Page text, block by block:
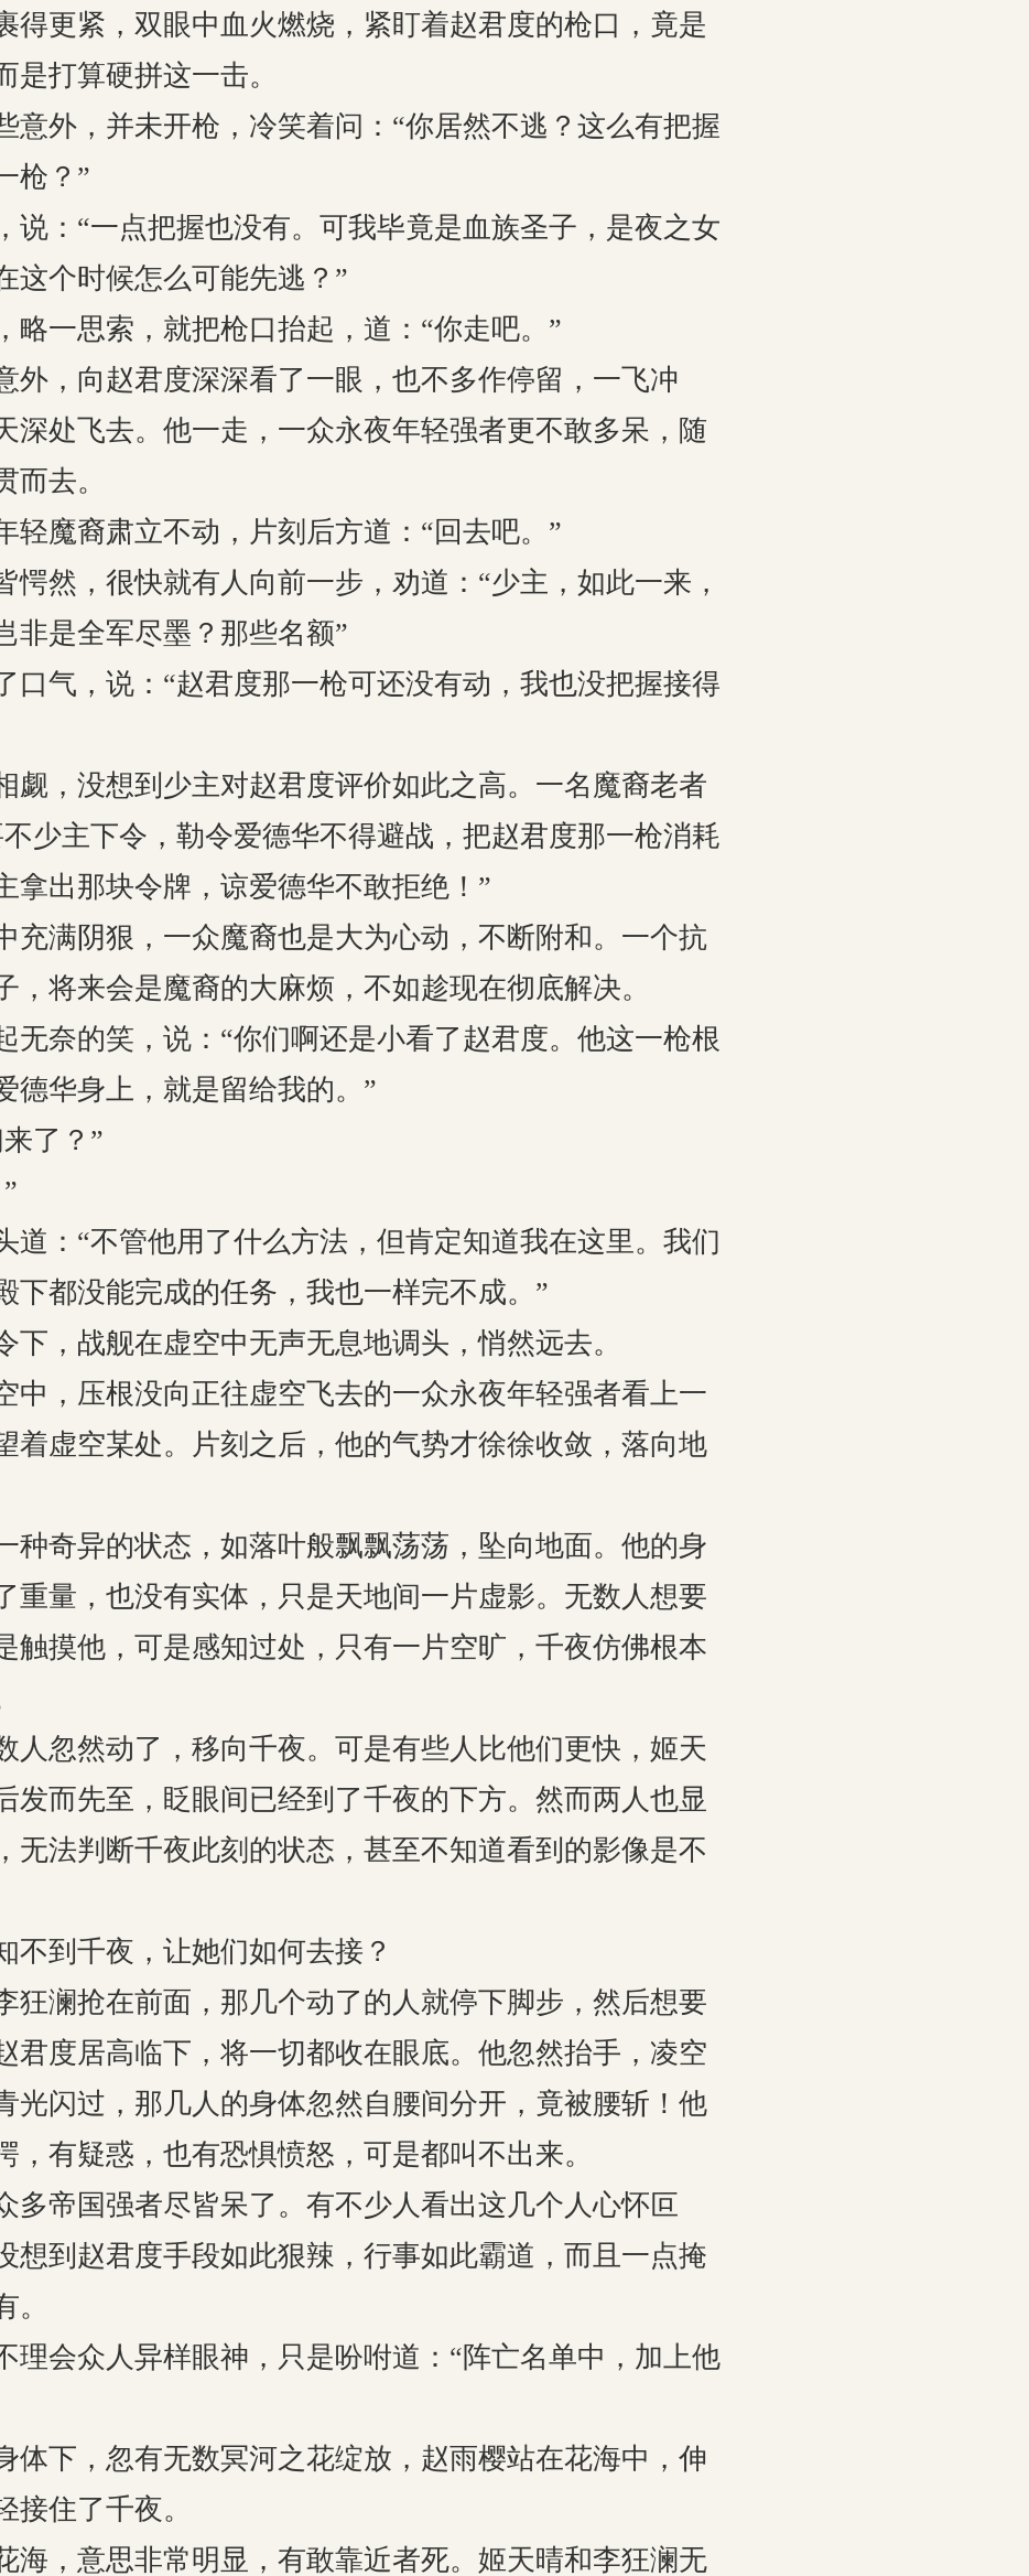
得更紧，双眼中血火燃烧，紧盯着赵君度的枪口，竟是
是打算硬拼这一击。
意外，并未开枪，冷笑着问：“你居然不逃？这么有把握
枪？”
说：“一点把握也没有。可我毕竟是血族圣子，是夜之女
这个时候怎么可能先逃？”
略一思索，就把枪口抬起，道：“你走吧。”
外，向赵君度深深看了一眼，也不多作停留，一飞冲
深处飞去。他一走，一众永夜年轻强者更不敢多呆，随
而去。
轻魔裔肃立不动，片刻后方道：“回去吧。”
愕然，很快就有人向前一步，劝道：“少主，如此一来，
非是全军尽墨？那些名额”
口气，说：“赵君度那一枪可还没有动，我也没把握接得
觑，没想到少主对赵君度评价如此之高。一名魔裔老者
少主下令，勒令爱德华不得避战，把赵君度那一枪消耗
拿出那块令牌，谅爱德华不敢拒绝！”
充满阴狠，一众魔裔也是大为心动，不断附和。一个抗
，将来会是魔裔的大麻烦，不如趁现在彻底解决。
无奈的笑，说：“你们啊还是小看了赵君度。他这一枪根
德华身上，就是留给我的。”
了？”
道：“不管他用了什么方法，但肯定知道我在这里。我们
下都没能完成的任务，我也一样完不成。”
下，战舰在虚空中无声无息地调头，悄然远去。
中，压根没向正往虚空飞去的一众永夜年轻强者看上一
着虚空某处。片刻之后，他的气势才徐徐收敛，落向地
种奇异的状态，如落叶般飘飘荡荡，坠向地面。他的身
重量，也没有实体，只是天地间一片虚影。无数人想要
触摸他，可是感知过处，只有一片空旷，千夜仿佛根本
人忽然动了，移向千夜。可是有些人比他们更快，姬天
发而先至，眨眼间已经到了千夜的下方。然而两人也显
无法判断千夜此刻的状态，甚至不知道看到的影像是不
不到千夜，让她们如何去接？
狂澜抢在前面，那几个动了的人就停下脚步，然后想要
君度居高临下，将一切都收在眼底。他忽然抬手，凌空
光闪过，那几人的身体忽然自腰间分开，竟被腰斩！他
，有疑惑，也有恐惧愤怒，可是都叫不出来。
多帝国强者尽皆呆了。有不少人看出这几个人心怀叵
想到赵君度手段如此狠辣，行事如此霸道，而且一点掩
理会众人异样眼神，只是吩咐道：“阵亡名单中，加上他
体下，忽有无数冥河之花绽放，赵雨樱站在花海中，伸
接住了千夜。
海，意思非常明显，有敢靠近者死。姬天晴和李狂澜无